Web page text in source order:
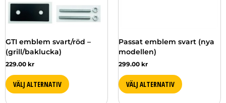
GTI emblem svart/röd –
(grill/baklucka)
229.00 kr
VÄLJ ALTERNATIV
olika
alternativen
kan
på
produktsidan
Passat emblem svart (nya
modellen)
299.00 kr
VÄLJ ALTERNATIV